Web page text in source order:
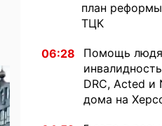
план
ТЦК
06:28
Помощь
DRC, Acted и
дома на